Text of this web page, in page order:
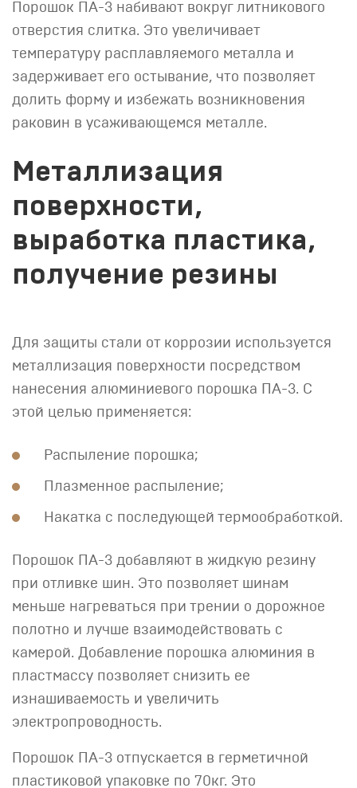
Порошок ПА-3 набивают вокруг литникового
отверстия слитка. Это увеличивает
температуру расплавляемого металла и
задерживает его остывание, что позволяет
долить форму и избежать возникновения
раковин в усаживающемся металле.
Металлизация
поверхности,
выработка пластика,
получение резины
Для защиты стали от коррозии используется
металлизация поверхности посредством
нанесения алюминиевого порошка ПА-3. С
этой целью применяется:
Распыление порошка;
Плазменное распыление;
Накатка с последующей термообработкой.
Порошок ПА-3 добавляют в жидкую резину
при отливке шин. Это позволяет шинам
меньше нагреваться при трении о дорожное
полотно и лучше взаимодействовать с
камерой. Добавление порошка алюминия в
пластмассу позволяет снизить ее
изнашиваемость и увеличить
электропроводность.
Порошок ПА-3 отпускается в герметичной
пластиковой упаковке по 70кг. Это